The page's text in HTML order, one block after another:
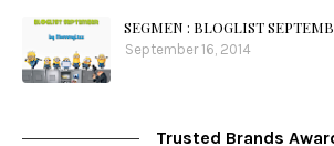
SEGMEN : BLOGLIST
September 16, 2014
Trusted Brands